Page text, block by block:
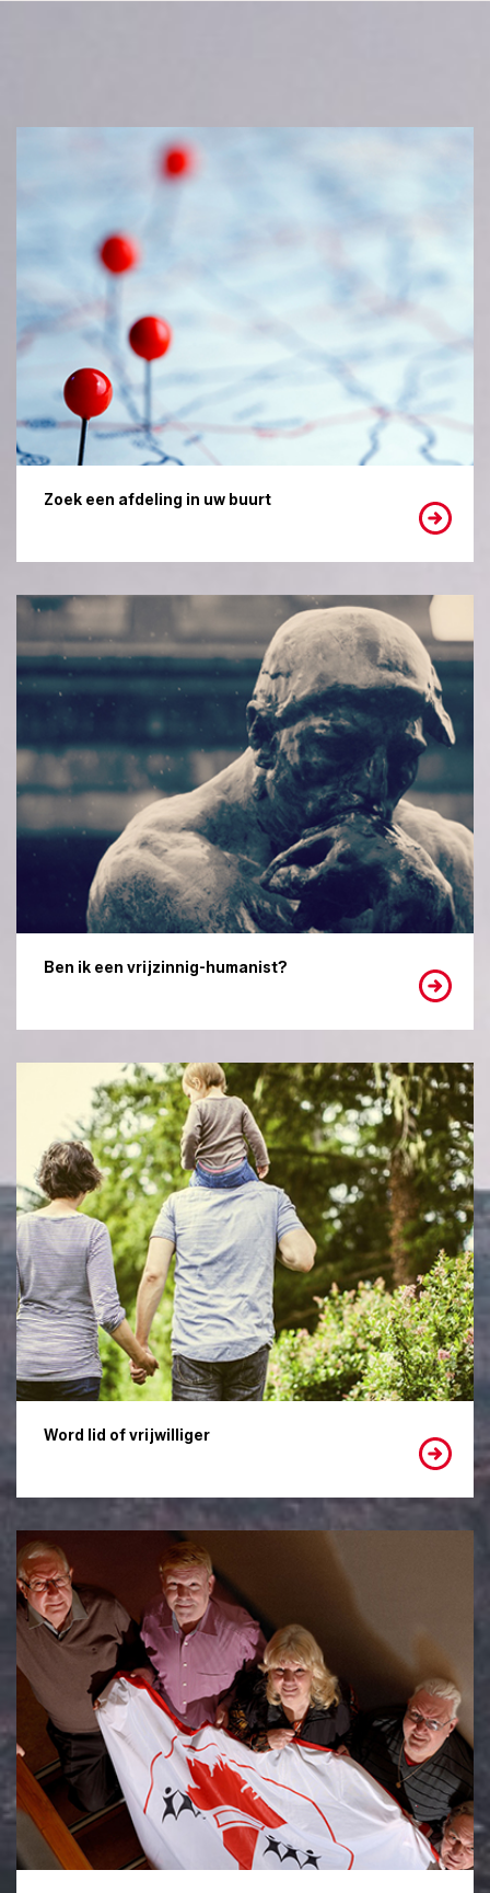
Zoek een afdeling in uw buurt
Ben ik een vrijzinnig-humanist?
Word lid of vrijwilliger